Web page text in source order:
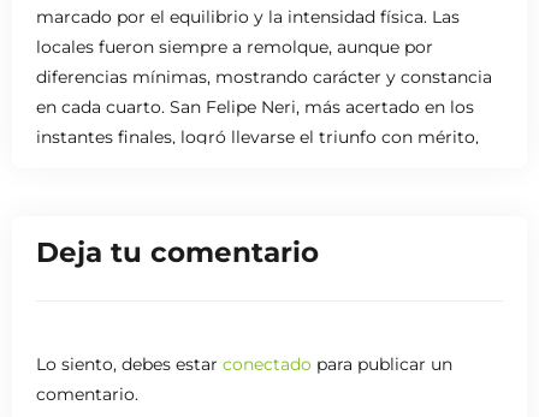
marcado por el equilibrio y la intensidad física. Las
locales fueron siempre a remolque, aunque por
diferencias mínimas, mostrando carácter y constancia
en cada cuarto. San Felipe Neri, más acertado en los
instantes finales, logró llevarse el triunfo con mérito,
Deja tu comentario
Lo siento, debes estar conectado para publicar un
comentario.